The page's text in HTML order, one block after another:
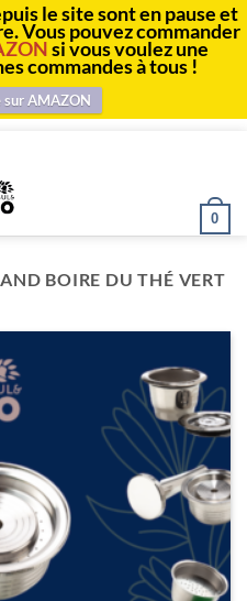
le site sont en pause et
Vous pouvez commander
si vous voulez une
commandes à tous !
sur AMAZON
0
BOIRE DU THÉ VERT